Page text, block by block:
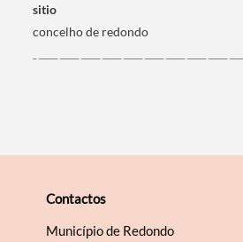
Filtros
sitio
concelho de redondo
Contactos
Município de Redondo